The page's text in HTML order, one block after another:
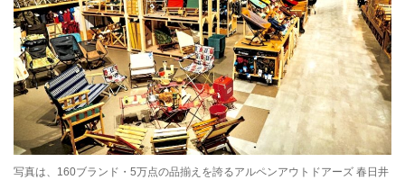
写真は、160ブランド・5万点の品揃えを誇るアルペンアウトドアーズ 春日井